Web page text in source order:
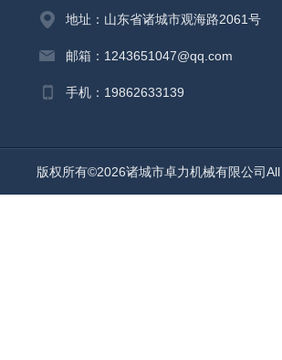
地址：山东省诸城市观海路2061号
邮箱：1243651047@qq.com
手机：19862633139
版权所有©2026诸城市卓力机械有限公司